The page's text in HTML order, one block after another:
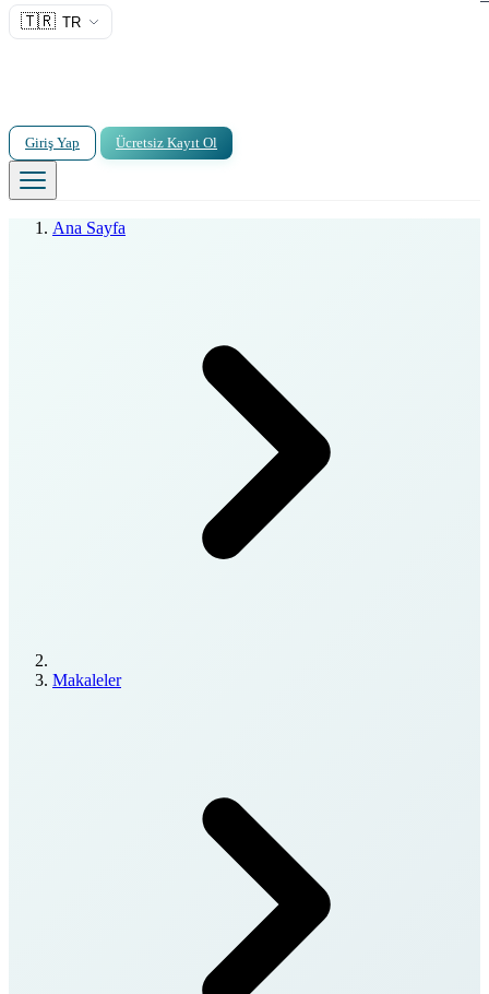
🇹🇷 TR
Giriş Yap Ücretsiz Kayıt Ol
Ana Sayfa
Makaleler